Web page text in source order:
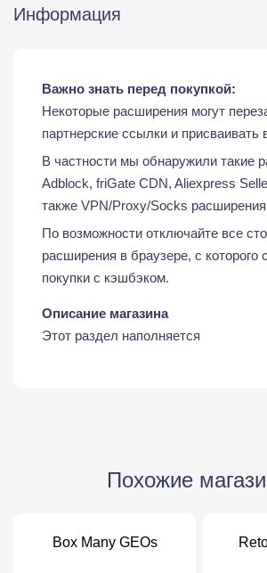
Информация
Важно знать перед покупкой:
Некоторые расширения могут
партнерские ссылки и присваивать
В частности мы обнаружили такие
Adblock, friGate CDN, Aliexpress
также VPN/Proxy/Socks расширения
По возможности отключайте все
расширения в браузере, с которого
покупки с кэшбэком.
Описание магазина
Этот раздел наполняется
Похожие
Box Many GEOs